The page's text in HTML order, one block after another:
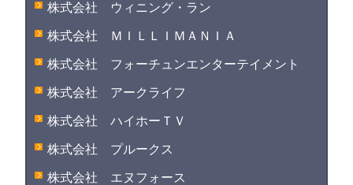
株式会社 ウィニング・ラン
株式会社 ＭＩＬＬＩＭＡＮＩＡ
株式会社 フォーチュンエンターテイメント
株式会社 アークライフ
株式会社 ハイホーＴＶ
株式会社 プルークス
株式会社 エヌフォース